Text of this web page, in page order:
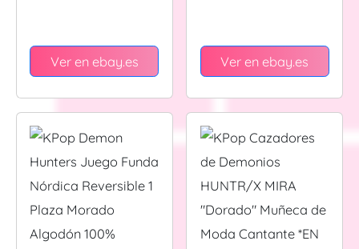
Conjunto de Vestido
Trajes
Ver en ebay.es Ver en ebay.es